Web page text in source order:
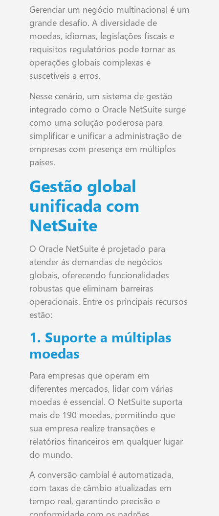
Gerenciar um negócio multinacional é um
grande desafio. A diversidade de
moedas, idiomas, legislações fiscais e
requisitos regulatórios pode tornar as
operações globais complexas e
suscetíveis a erros.
Nesse cenário, um sistema de gestão
integrado como o Oracle NetSuite surge
como uma solução poderosa para
simplificar e unificar a administração de
empresas com presença em múltiplos
países.
Gestão global
unificada com
NetSuite
O Oracle NetSuite é projetado para
atender às demandas de negócios
globais, oferecendo funcionalidades
robustas que eliminam barreiras
operacionais. Entre os principais recursos
estão:
1. Suporte a múltiplas
moedas
Para empresas que operam em
diferentes mercados, lidar com várias
moedas é essencial. O NetSuite suporta
mais de 190 moedas, permitindo que
sua empresa realize transações e
relatórios financeiros em qualquer lugar
do mundo.
A conversão cambial é automatizada,
com taxas de câmbio atualizadas em
tempo real, garantindo precisão e